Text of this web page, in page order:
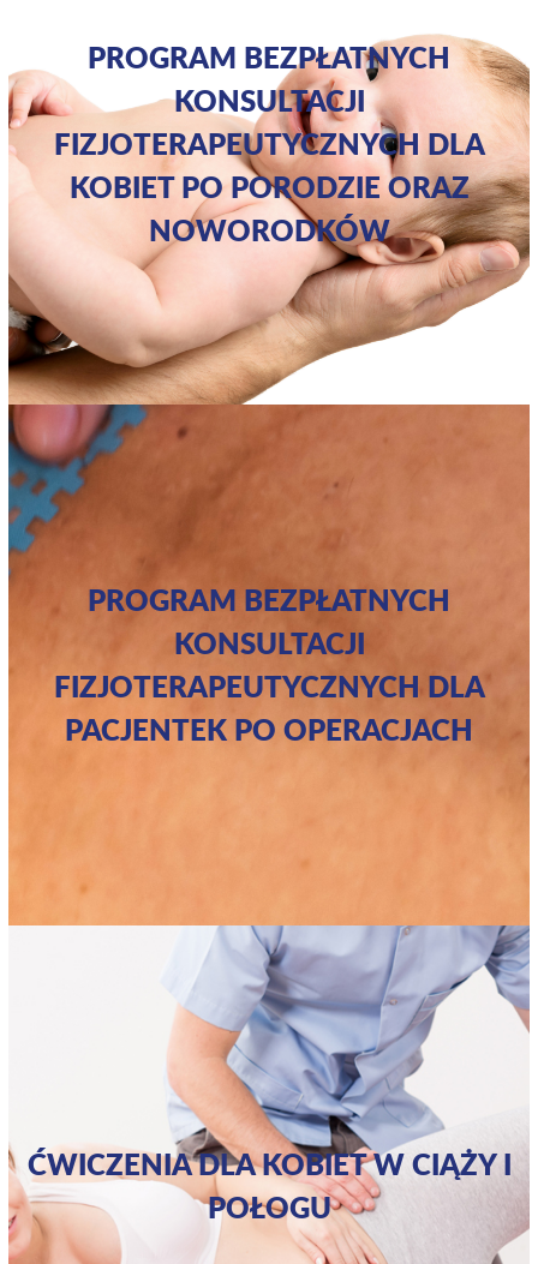
PROGRAM BEZPŁATNYCH
KONSULTACJI
FIZJOTERAPEUTYCZNYCH DLA
KOBIET PO PORODZIE ORAZ
NOWORODKÓW
PROGRAM BEZPŁATNYCH
KONSULTACJI
FIZJOTERAPEUTYCZNYCH DLA
PACJENTEK PO OPERACJACH
ĆWICZENIA DLA KOBIET W CIĄŻY I
POŁOGU